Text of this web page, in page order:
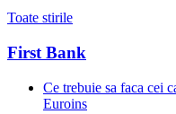
Toate stirile
First Bank
Ce trebuie sa faca cei
Euroins